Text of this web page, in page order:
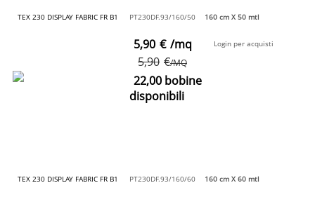
TEX 230 DISPLAY FABRIC FR B1 PT230DF.93/160/50 160 cm X 50 mtl
5,90 €/MQ
5,90 € /mq
22,00 bobine
disponibili
Login per acquisti
TEX 230 DISPLAY FABRIC FR B1 PT230DF.93/160/60 160 cm X 60 mtl